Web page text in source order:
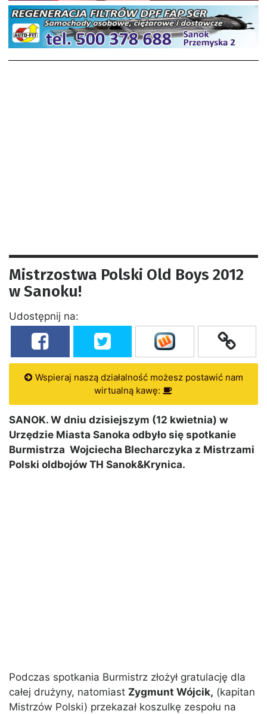
Mistrzostwa Polski Old Boys 2012
w Sanoku!
Udostępnij na:
Wspieraj naszą działalność możesz postawić nam
wirtualną kawę:
SANOK. W dniu dzisiejszym (12 kwietnia) w
Urzędzie Miasta Sanoka odbyło się spotkanie
Burmistrza Wojciecha Blecharczyka z Mistrzami
Polski oldbojów TH Sanok&Krynica.
Podczas spotkania Burmistrz złożył gratulację dla
całej drużyny, natomiast Zygmunt Wójcik, (kapitan
Mistrzów Polski) przekazał koszulkę zespołu na